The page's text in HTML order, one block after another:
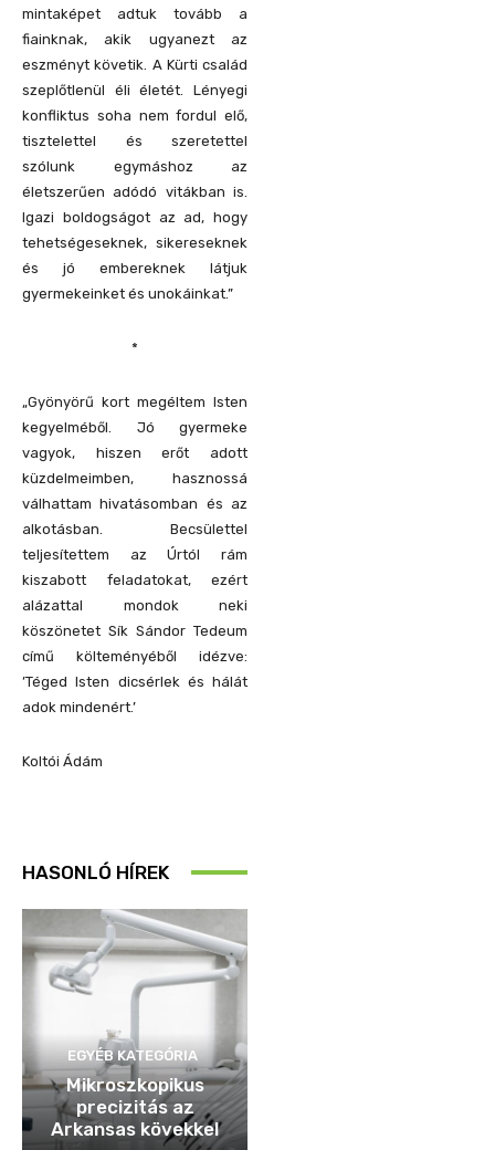
mintaképet adtuk tovább a
fiainknak, akik ugyanezt az
eszményt követik. A Kürti család
szeplőtlenül éli életét. Lényegi
konfliktus soha nem fordul elő,
tisztelettel és szeretettel
szólunk egymáshoz az
életszerűen adódó vitákban is.
Igazi boldogságot az ad, hogy
tehetségeseknek, sikereseknek
és jó embereknek látjuk
gyermekeinket és unokáinkat.”
*
„Gyönyörű kort megéltem Isten
kegyelméből. Jó gyermeke
vagyok, hiszen erőt adott
küzdelmeimben, hasznossá
válhattam hivatásomban és az
alkotásban. Becsülettel
teljesítettem az Úrtól rám
kiszabott feladatokat, ezért
alázattal mondok neki
köszönetet Sík Sándor Tedeum
című költeményéből idézve:
’Téged Isten dicsérlek és hálát
adok mindenért.’
Koltói Ádám
HASONLÓ HÍREK
EGYÉB KATEGÓRIA
Mikroszkopikus
precizitás az
Arkansas kövekkel